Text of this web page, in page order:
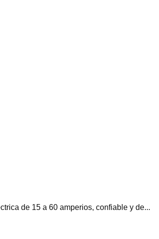
de 15 a 60 amperios, confiable y de...